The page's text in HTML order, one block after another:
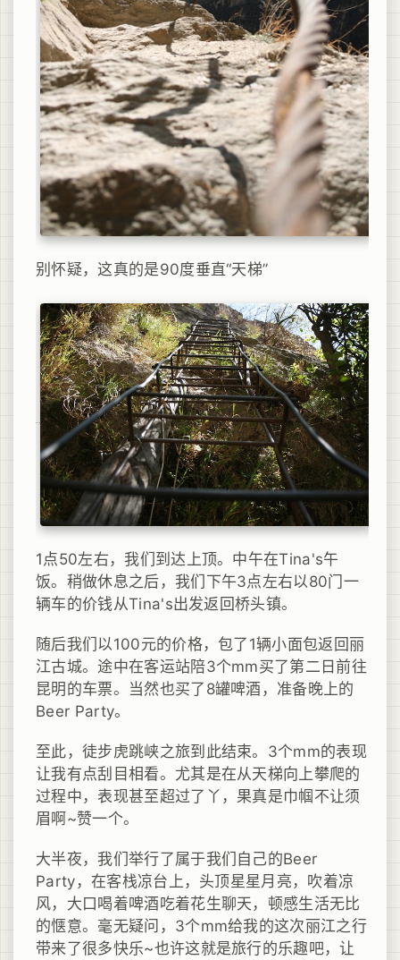
别怀疑，这真的是90度垂直“天梯”
1点50左右，我们到达上顶。中午在Tina's午
饭。稍做休息之后，我们下午3点左右以80门一
辆车的价钱从Tina's出发返回桥头镇。
随后我们以100元的价格，包了1辆小面包返回丽
江古城。途中在客运站陪3个mm买了第二日前往
昆明的车票。当然也买了8罐啤酒，准备晚上的
Beer Party。
至此，徒步虎跳峡之旅到此结束。3个mm的表现
让我有点刮目相看。尤其是在从天梯向上攀爬的
过程中，表现甚至超过了丫，果真是巾帼不让须
眉啊~赞一个。
大半夜，我们举行了属于我们自己的Beer
Party，在客栈凉台上，头顶星星月亮，吹着凉
风，大口喝着啤酒吃着花生聊天，顿感生活无比
的惬意。毫无疑问，3个mm给我的这次丽江之行
带来了很多快乐~也许这就是旅行的乐趣吧，让